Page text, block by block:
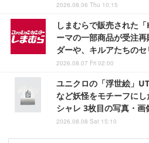
2026.08.06 Thu 10:15
しまむらで販売された
ーマの一部商品が受注
ダーや、キルアたちの
2026.08.07 Fri 02:00
ユニクロの「浮世絵」
など妖怪をモチーフに
シャレ 3枚目の写真・画
2026.08.08 Sat 15:10